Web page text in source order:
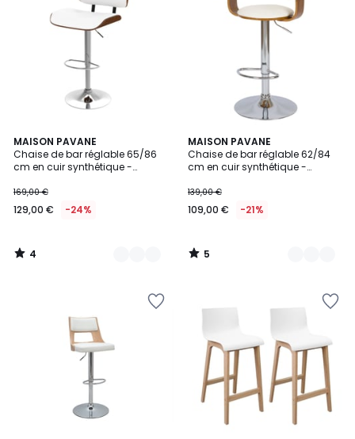
MAISON PAVANE
Chaise de bar réglable 65/86
cm en cuir synthétique -
169,00 €
129,00 € -24%
4
/
5
2
Couleurs
4
/
MAISON PAVANE
Chaise de bar réglable 62/84
cm en cuir synthétique -
139,00 €
109,00 € -21%
5
/
5
2
Couleurs
5
/